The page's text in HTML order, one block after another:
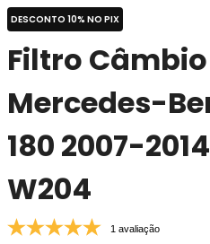
DESCONTO 10% NO PIX
Filtro
Mercedes-
180 2007-
W204
1 avaliação